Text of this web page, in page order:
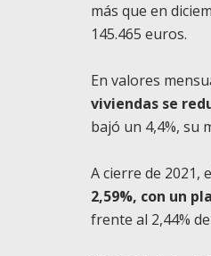
más que en
145.465 euros.
En valores
viviendas se
bajó un 4,4%, su
A cierre de 2021,
2,59%, con un
frente al 2,44%